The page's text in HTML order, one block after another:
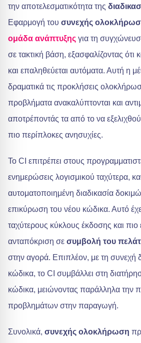
την αποτελεσματικότητα της
Εφαρμογή του συνεχής
ομάδα ανάπτυξης για τη
σε τακτική βάση, εξασφαλίζοντας ότι
και επαληθεύεται αυτόματα. Αυτή η
δραματικά τις προκλήσεις
προβλήματα ανακαλύπτονται και
αποτρέποντάς τα από το να
πιο περίπλοκες ανησυχίες.
Το CI επιτρέπει στους
ενημερώσεις λογισμικού ταχύτερα,
αυτοματοποιημένη διαδικασία
επικύρωση του νέου κώδικα. Αυτό
ταχύτερους κύκλους έκδοσης και πιο
ανταπόκριση σε συμβολή του
στην αγορά. Επιπλέον, με τη συνεχή
κώδικα, το CI συμβάλλει στη
κώδικα, μειώνοντας παράλληλα την
προβλημάτων στην παραγωγή.
Συνολικά, συνεχής ολοκλήρωση